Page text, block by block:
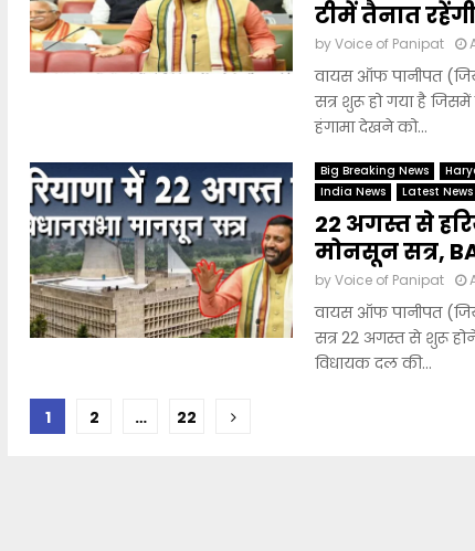
टीमें तैनात रहेंगी
byVoice of Panipat
वायस ऑफ पानीपत
सत्र शुरू हो गया है
हंगामा देखने को...
Big Breaking News
India News
Latest News
22 अगस्त से
मोनसून सत्र,
byVoice of Panipat
वायस ऑफ पानीपत
सत्र 22 अगस्त से शुरू
विधायक दल की...
Posts
1 2 … 22